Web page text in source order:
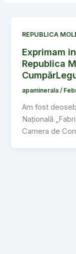
REPUBLICA
Exprimam
Republica
apaminerala/
Am fost
Națională
Camera de